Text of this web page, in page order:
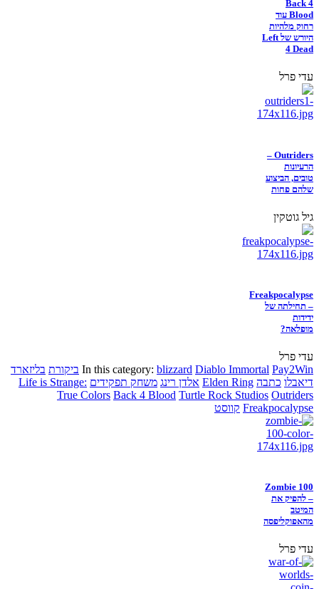
Back 4
Blood עוד
רחוק מלהיות
היורש של Left
4 Dead
עדי פרל
Outriders –
הרעיונות
טובים, הביצוע
שלהם פחות
גיל גוטקין
Freakpocalypse
– תחילתה של
ידידות
מופלאה?
עדי פרל
In this category: blizzard Diablo Immortal Pay2Win ביקורת בליזארד
דיאבלו כתבה Elden Ring אלדן רינג משחק תפקידים Life is Strange:
True Colors Back 4 Blood Turtle Rock Studios Outriders
Freakpocalypse קווסט
Zombie 100
– להפיק את
המיטב
מהאפוקליפסה
עדי פרל